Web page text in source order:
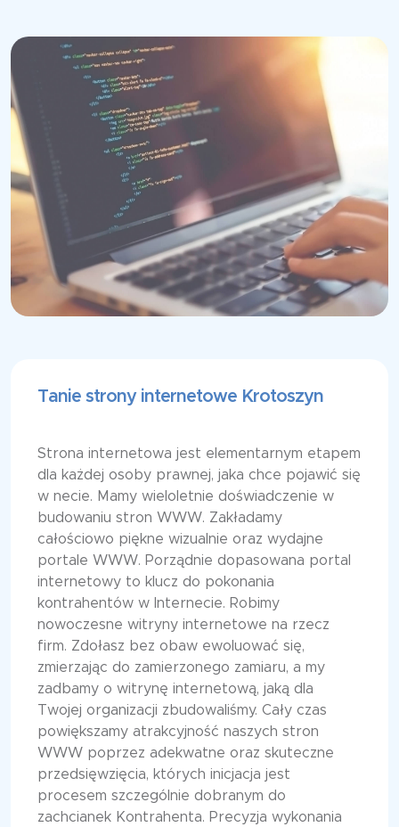
Tanie strony internetowe Krotoszyn
Strona internetowa jest elementarnym etapem
dla każdej osoby prawnej, jaka chce pojawić się
w necie. Mamy wieloletnie doświadczenie w
budowaniu stron WWW. Zakładamy
całościowo piękne wizualnie oraz wydajne
portale WWW. Porządnie dopasowana portal
internetowy to klucz do pokonania
kontrahentów w Internecie. Robimy
nowoczesne witryny internetowe na rzecz
firm. Zdołasz bez obaw ewoluować się,
zmierzając do zamierzonego zamiaru, a my
zadbamy o witrynę internetową, jaką dla
Twojej organizacji zbudowaliśmy. Cały czas
powiększamy atrakcyjność naszych stron
WWW poprzez adekwatne oraz skuteczne
przedsięwzięcia, których inicjacja jest
procesem szczególnie dobranym do
zachcianek Kontrahenta. Precyzja wykonania